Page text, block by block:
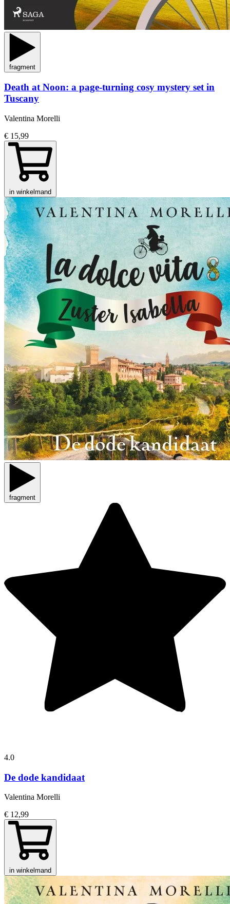
fragment
Death at Noon: a page-turning cosy mystery set in
Tuscany
Valentina Morelli
€ 15,99
in winkelmand
fragment
4.0
De dode kandidaat
Valentina Morelli
€ 12,99
in winkelmand